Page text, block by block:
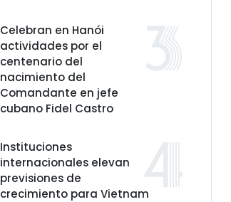
Celebran en Hanói
actividades por el
centenario del
nacimiento del
Comandante en jefe
cubano Fidel Castro
Instituciones
internacionales elevan
previsiones de
crecimiento para Vietnam